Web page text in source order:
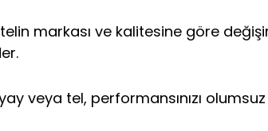
markası ve kalitesine göre
veya tel, performansınızı